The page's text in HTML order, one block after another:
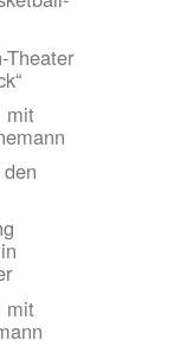
Theater
mit
mit